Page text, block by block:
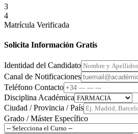
3
4
Matrícula Verificada
Solicita Información Gratis
Identidad del Candidato
Canal de Notificaciones
Teléfono Contacto
Disciplina Académica
Ciudad / Provincia / País
Grado / Máster Específico